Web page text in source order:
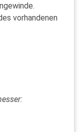
vorhandenen